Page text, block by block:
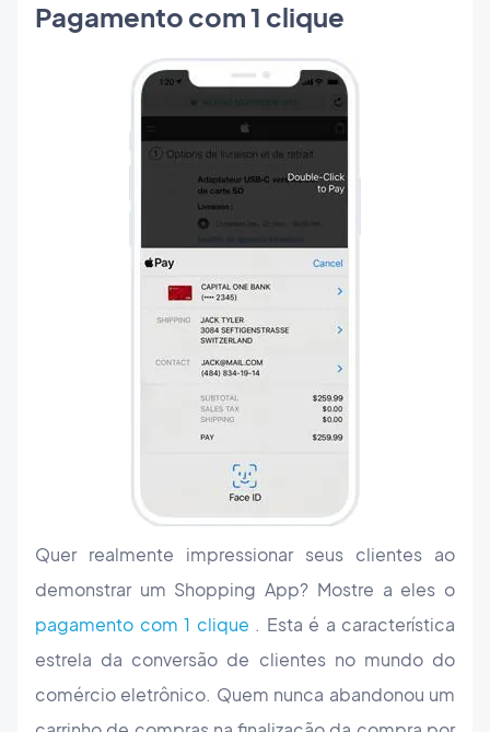
Pagamento com 1 clique
Quer realmente impressionar seus clientes ao
demonstrar um Shopping App? Mostre a eles o
pagamento com 1 clique . Esta é a característica
estrela da conversão de clientes no mundo do
comércio eletrônico. Quem nunca abandonou um